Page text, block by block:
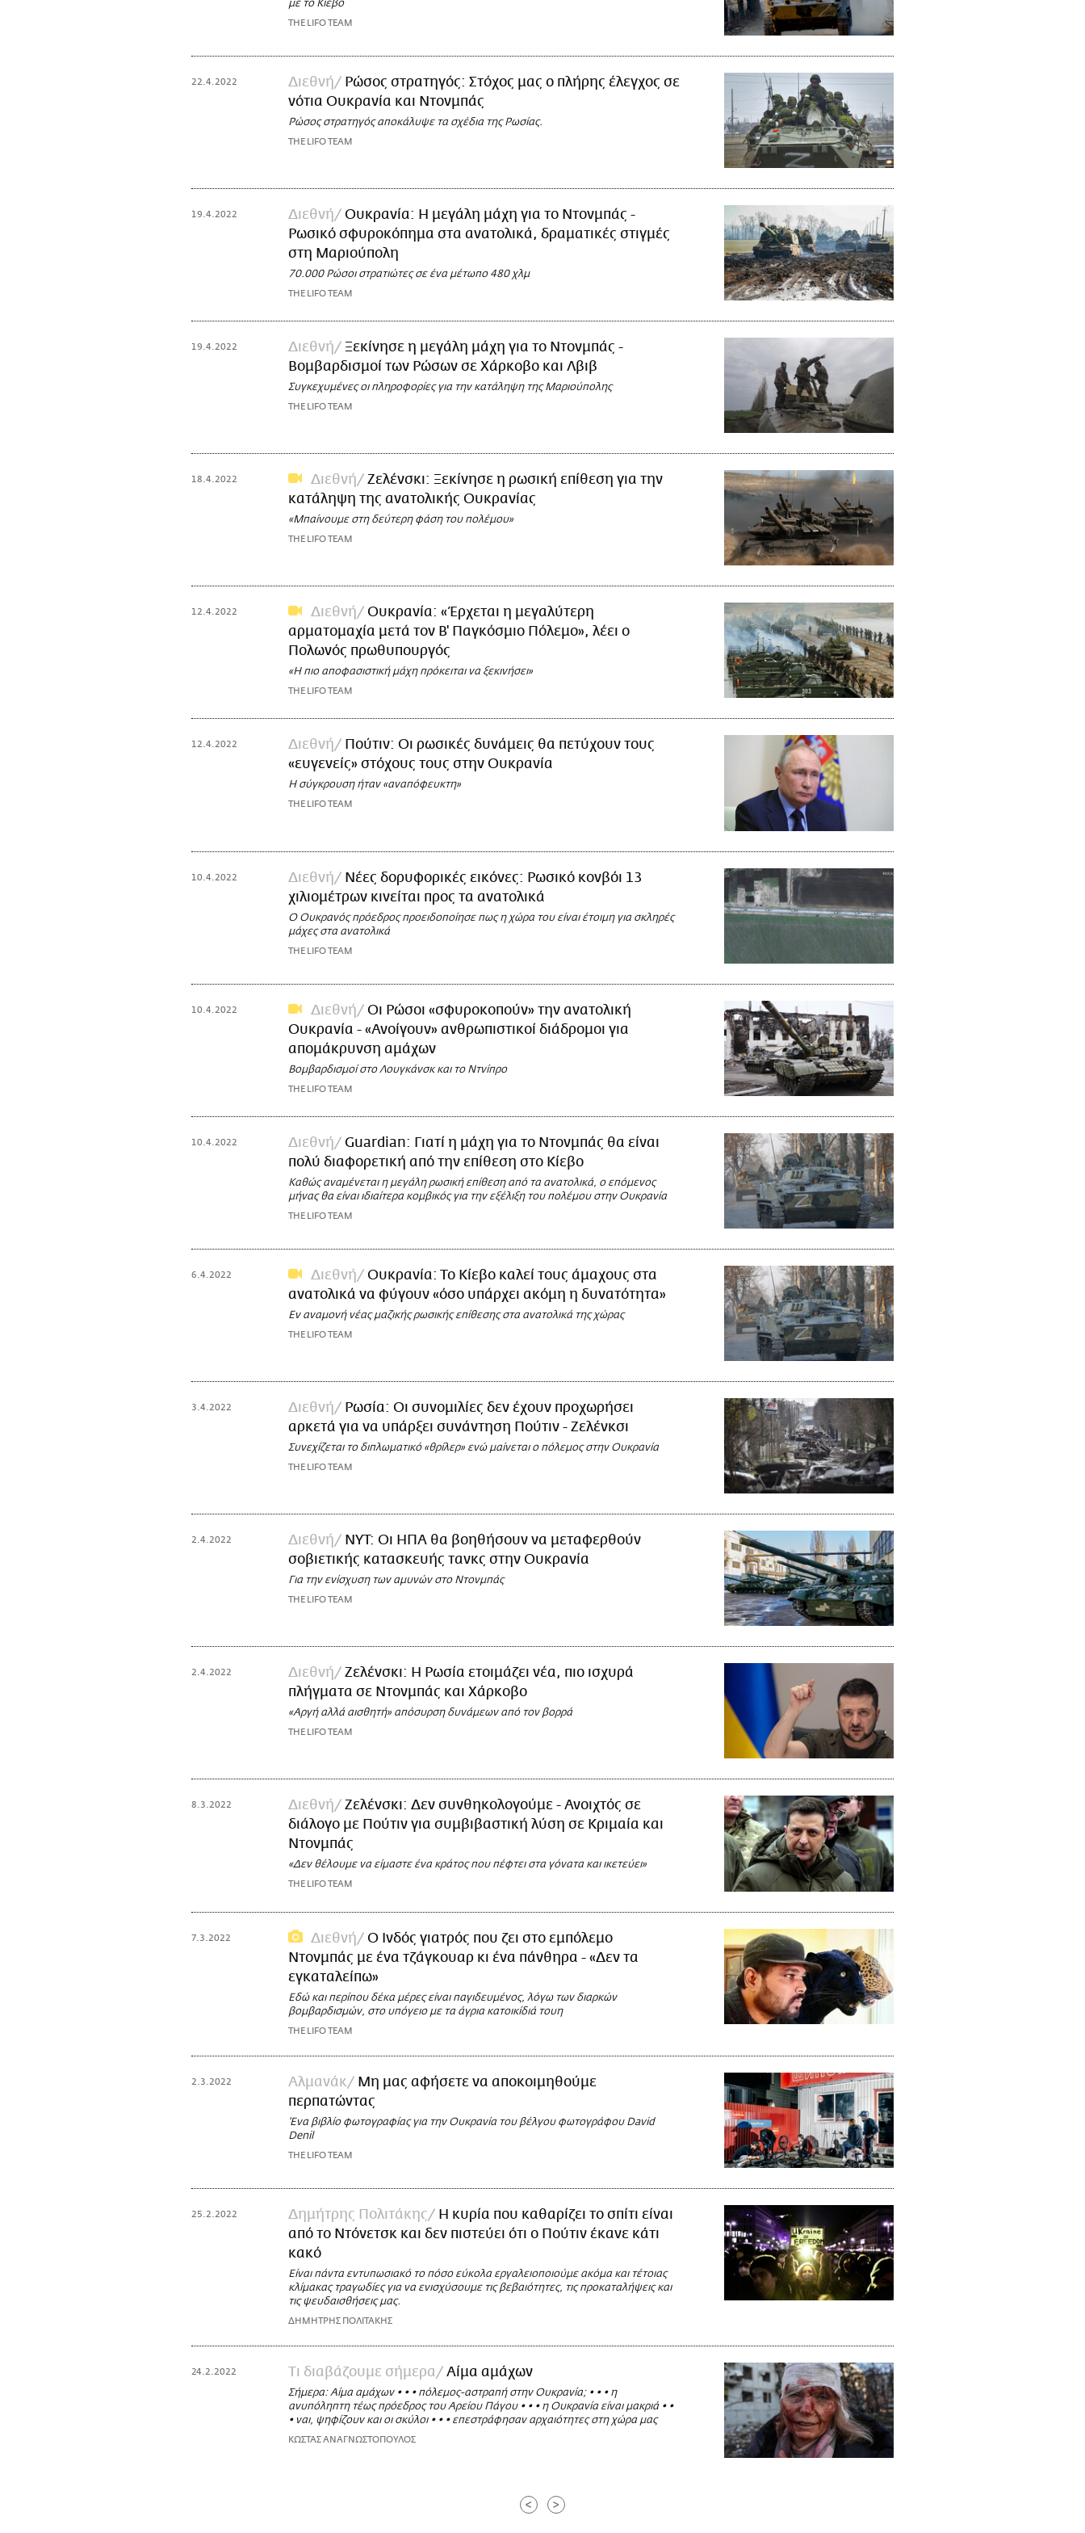
με το Κίεβο
THE LIFO TEAM
22.4.2022 Διεθνή
Ρώσος στρατηγός: Στόχος μας ο πλήρης έλεγχος σε
νότια Ουκρανία και Ντονμπάς
Ρώσος στρατηγός αποκάλυψε τα σχέδια της Ρωσίας.
THE LIFO TEAM
19.4.2022 Διεθνή
Ουκρανία: Η μεγάλη μάχη για το Ντονμπάς -
Ρωσικό σφυροκόπημα στα ανατολικά, δραματικές στιγμές
στη Μαριούπολη
70.000 Ρώσοι στρατιώτες σε ένα μέτωπο 480 χλμ
THE LIFO TEAM
19.4.2022 Διεθνή
Ξεκίνησε η μεγάλη μάχη για το Ντονμπάς -
Βομβαρδισμοί των Ρώσων σε Χάρκοβο και Λβιβ
Συγκεχυμένες οι πληροφορίες για την κατάληψη της Μαριούπολης
THE LIFO TEAM
18.4.2022 Διεθνή
Ζελένσκι: Ξεκίνησε η ρωσική επίθεση για την
κατάληψη της ανατολικής Ουκρανίας
«Μπαίνουμε στη δεύτερη φάση του πολέμου»
THE LIFO TEAM
12.4.2022 Διεθνή
Ουκρανία: «Έρχεται η μεγαλύτερη
αρματομαχία μετά τον Β' Παγκόσμιο Πόλεμο», λέει ο
Πολωνός πρωθυπουργός
«Η πιο αποφασιστική μάχη πρόκειται να ξεκινήσει»
THE LIFO TEAM
12.4.2022 Διεθνή
Πούτιν: Οι ρωσικές δυνάμεις θα πετύχουν τους
«ευγενείς» στόχους τους στην Ουκρανία
Η σύγκρουση ήταν «αναπόφευκτη»
THE LIFO TEAM
10.4.2022 Διεθνή
Νέες δορυφορικές εικόνες: Ρωσικό κονβόι 13
χιλιομέτρων κινείται προς τα ανατολικά
Ο Ουκρανός πρόεδρος προειδοποίησε πως η χώρα του είναι έτοιμη για σκληρές
μάχες στα ανατολικά
THE LIFO TEAM
10.4.2022 Διεθνή
Οι Ρώσοι «σφυροκοπούν» την ανατολική
Ουκρανία - «Ανοίγουν» ανθρωπιστικοί διάδρομοι για
απομάκρυνση αμάχων
Βομβαρδισμοί στο Λουγκάνσκ και το Ντνίπρο
THE LIFO TEAM
10.4.2022 Διεθνή
Guardian: Γιατί η μάχη για το Ντονμπάς θα είναι
πολύ διαφορετική από την επίθεση στο Κίεβο
Καθώς αναμένεται η μεγάλη ρωσική επίθεση από τα ανατολικά, ο επόμενος
μήνας θα είναι ιδιαίτερα κομβικός για την εξέλιξη του πολέμου στην Ουκρανία
THE LIFO TEAM
6.4.2022 Διεθνή
Ουκρανία: Το Κίεβο καλεί τους άμαχους στα
ανατολικά να φύγουν «όσο υπάρχει ακόμη η δυνατότητα»
Εν αναμονή νέας μαζικής ρωσικής επίθεσης στα ανατολικά της χώρας
THE LIFO TEAM
3.4.2022 Διεθνή
Ρωσία: Οι συνομιλίες δεν έχουν προχωρήσει
αρκετά για να υπάρξει συνάντηση Πούτιν - Ζελένκσι
Συνεχίζεται το διπλωματικό «θρίλερ» ενώ μαίνεται ο πόλεμος στην Ουκρανία
THE LIFO TEAM
2.4.2022 Διεθνή
NYT: Οι ΗΠΑ θα βοηθήσουν να μεταφερθούν
σοβιετικής κατασκευής τανκς στην Ουκρανία
Για την ενίσχυση των αμυνών στο Ντονμπάς
THE LIFO TEAM
2.4.2022 Διεθνή
Ζελένσκι: Η Ρωσία ετοιμάζει νέα, πιο ισχυρά
πλήγματα σε Ντονμπάς και Χάρκοβο
«Αργή αλλά αισθητή» απόσυρση δυνάμεων από τον βορρά
THE LIFO TEAM
8.3.2022 Διεθνή
Ζελένσκι: Δεν συνθηκολογούμε - Ανοιχτός σε
διάλογο με Πούτιν για συμβιβαστική λύση σε Κριμαία και
Ντονμπάς
«Δεν θέλουμε να είμαστε ένα κράτος που πέφτει στα γόνατα και ικετεύει»
THE LIFO TEAM
7.3.2022 Διεθνή
Ο Ινδός γιατρός που ζει στο εμπόλεμο
Ντονμπάς με ένα τζάγκουαρ κι ένα πάνθηρα - «Δεν τα
εγκαταλείπω»
Εδώ και περίπου δέκα μέρες είναι παγιδευμένος, λόγω των διαρκών
βομβαρδισμών, στο υπόγειο με τα άγρια κατοικίδιά τουη
THE LIFO TEAM
2.3.2022 Αλμανάκ
Μη μας αφήσετε να αποκοιμηθούμε
περπατώντας
'Ενα βιβλίο φωτογραφίας για την Ουκρανία του βέλγου φωτογράφου David
Denil
THE LIFO TEAM
25.2.2022 Δημήτρης Πολιτάκης
Η κυρία που καθαρίζει το σπίτι είναι
από το Ντόνετσκ και δεν πιστεύει ότι ο Πούτιν έκανε κάτι
κακό
Είναι πάντα εντυπωσιακό το πόσο εύκολα εργαλειοποιούμε ακόμα και τέτοιας
κλίμακας τραγωδίες για να ενισχύσουμε τις βεβαιότητες, τις προκαταλήψεις και
τις ψευδαισθήσεις μας.
ΔΗΜΗΤΡΗΣ ΠΟΛΙΤΑΚΗΣ
24.2.2022 Τι διαβάζουμε σήμερα Αίμα αμάχων
Σήμερα: Αίμα αμάχων • • • πόλεμος-αστραπή στην Ουκρανία; • • • η
ανυπόληπτη τέως πρόεδρος του Αρείου Πάγου • • • η Ουκρανία είναι μακριά • •
• ναι, ψηφίζουν και οι σκύλοι • • • επεστράφησαν αρχαιότητες στη χώρα μας
ΚΩΣΤΑΣ ΑΝΑΓΝΩΣΤΟΠΟΥΛΟΣ
< >